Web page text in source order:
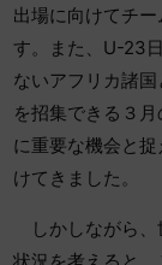
出場に向けてチ
す。また、U-23
ないアフリカ諸
を招集できる３
に重要な機会と捉
けてきました。
しかしながら、